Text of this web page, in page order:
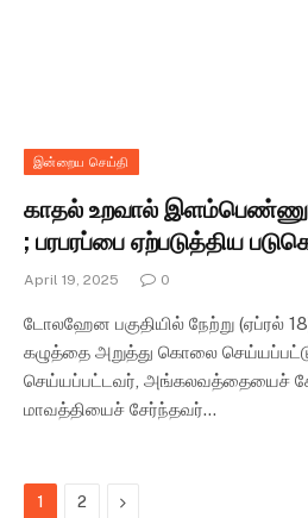
இன்றைய செய்தி
காதல் உறவால்
; பரபரப்பை ஏற்படுத்திய
April 19, 2025 0
டோலஹேன பகுதியில் நேற்று (ஏப்ரல்
கழுத்தை அறுத்து கொலை
செய்யப்பட்டவர், அங்கலவத்தையைச்
மாவத்தியைச் சேர்ந்தவர்…
1 2 Next